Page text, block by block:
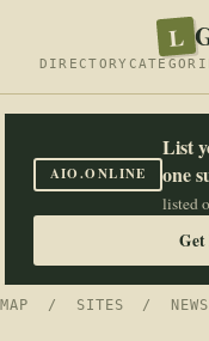
L
DIRECTORY
AIO.ONLINE
List
one
listed
MAP / SITES /